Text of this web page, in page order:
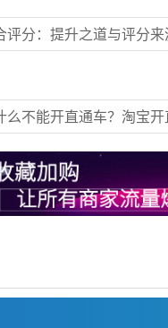
评分：提升之道与评分
么不能开直通车？淘宝